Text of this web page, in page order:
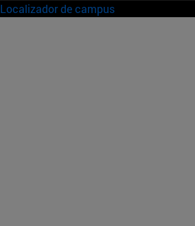
Localizador de campus